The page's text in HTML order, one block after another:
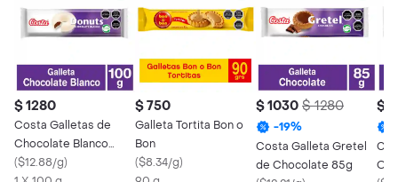
$ 1280
Costa Galletas de
Chocolate Blanco
Donuts
($12.88/g)
$ 750
Galleta Tortita Bon o
Bon
($8.34/g)
$ 1030 $ 1280
-19%
Costa Galleta Gretel
de Chocolate 85g
$